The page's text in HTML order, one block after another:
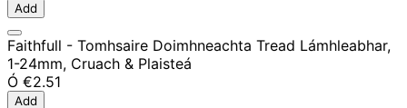
Add
Faithfull - Tomhsaire Doimhneachta Tread Lámhleabhar,
1-24mm, Cruach & Plaisteá
Ó €2.51
Add